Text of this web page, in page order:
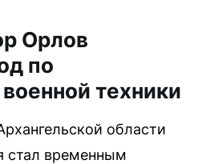
Орлов
по
техники
области
стал временным